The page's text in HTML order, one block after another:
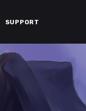
SUPPORT